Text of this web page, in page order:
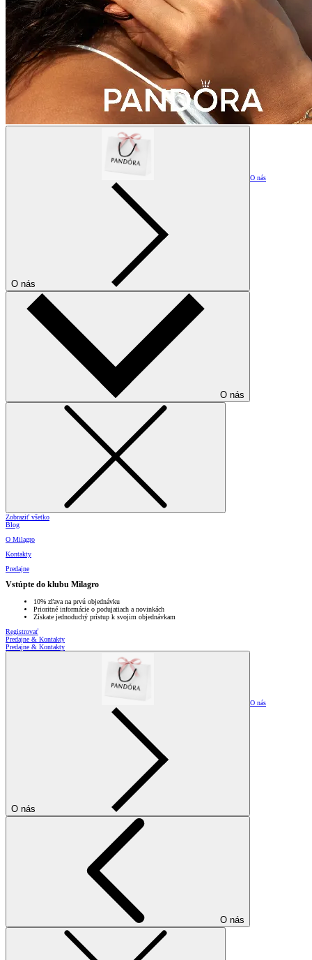
O nás
O nás
O nás
Zobraziť všetko
Blog
O Milagro
Kontakty
Predajne
Vstúpte do klubu Milagro
10% zľava na prvú objednávku
Prioritné informácie o podujatiach a novinkách
Získate jednoduchý prístup k svojim objednávkam
Registrovať
Predajne & Kontakty
Predajne & Kontakty
O nás
O nás
O nás